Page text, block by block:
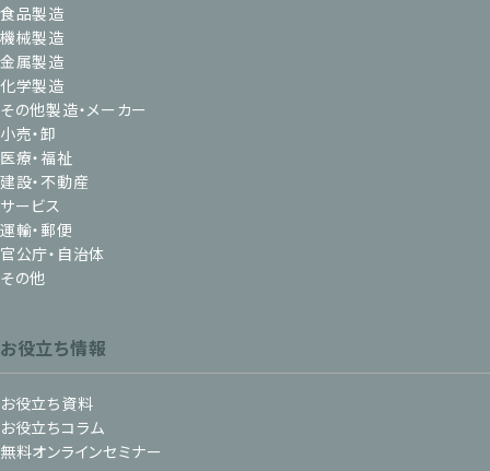
食品製造
機械製造
金属製造
化学製造
その他製造・メーカー
小売・卸
医療・福祉
建設・不動産
サービス
運輸・郵便
官公庁・自治体
その他
お役立ち情報
お役立ち資料
お役立ちコラム
無料オンラインセミナー